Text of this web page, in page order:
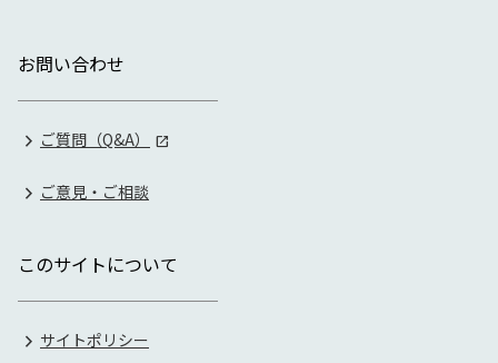
お問い合わせ
ご質問（Q&A）
ご意見・ご相談
このサイトについて
サイトポリシー